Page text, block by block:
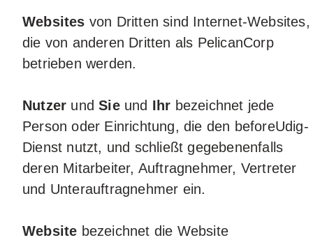
Websites von Dritten sind Internet-Websites,
die von anderen Dritten als PelicanCorp
betrieben werden.
Nutzer undSieund Ihr bezeichnet jede
Person oder Einrichtung, die den beforeUdig-
Dienst nutzt, und schließt gegebenenfalls
deren Mitarbeiter, Auftragnehmer, Vertreter
und Unterauftragnehmer ein.
Website bezeichnet die Website